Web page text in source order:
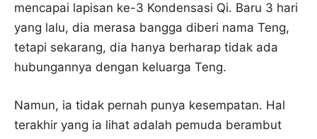
mencapai lapisan ke-3 Kondensasi Qi. Baru 3 hari
yang lalu, dia merasa bangga diberi nama Teng,
tetapi sekarang, dia hanya berharap tidak ada
hubungannya dengan keluarga Teng.
Namun, ia tidak pernah punya kesempatan. Hal
terakhir yang ia lihat adalah pemuda berambut